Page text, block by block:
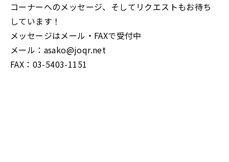
コーナーへのメッセージ、そしてリクエストもお待ち
しています！
メッセージはメール・FAXで受付中
メール：asako@joqr.net
FAX：03-5403-1151